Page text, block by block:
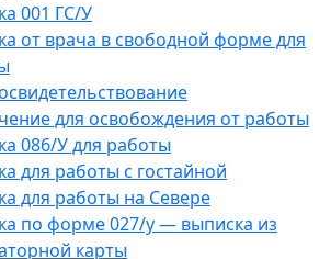
001 ГС/У
от врача в свободной форме для
для освобождения от работы
086/У для работы
для работы с гостайной
для работы на Севере
по форме 027/у — выписка из
карты